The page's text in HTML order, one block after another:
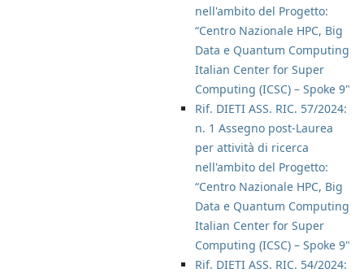
nell'ambito del Progetto:
“Centro Nazionale HPC, Big
Data e Quantum Computing
Italian Center for Super
Computing (ICSC) – Spoke 9"
Rif. DIETI ASS. RIC. 57/2024:
n. 1 Assegno post-Laurea
per attività di ricerca
nell'ambito del Progetto:
“Centro Nazionale HPC, Big
Data e Quantum Computing
Italian Center for Super
Computing (ICSC) – Spoke 9"
Rif. DIETI ASS. RIC. 54/2024: